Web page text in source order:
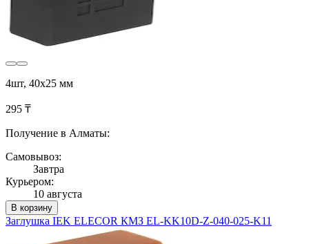
4шт, 40х25 мм
295 ₸
Получение в Алматы:
Самовывоз:
Завтра
Курьером:
10 августа
В корзину
Заглушка IEK ELECOR КМЗ EL-KK10D-Z-040-025-K11